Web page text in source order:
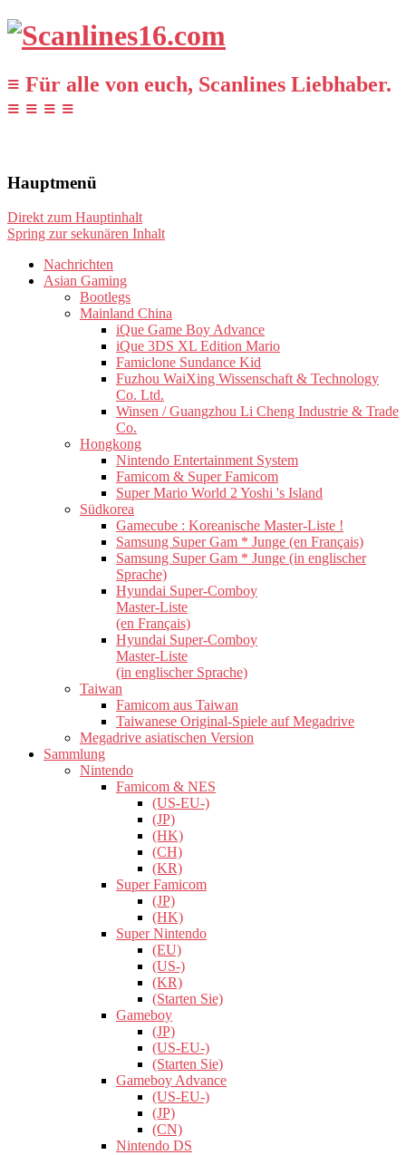
≡ Für alle von euch, Scanlines Liebhaber.
≡ ≡ ≡ ≡
Hauptmenü
Direkt zum Hauptinhalt
Spring zur sekunären Inhalt
Nachrichten
Asian Gaming
Bootlegs
Mainland China
iQue Game Boy Advance
iQue 3DS XL Edition Mario
Famiclone Sundance Kid
Fuzhou WaiXing Wissenschaft & Technology
Co. Ltd.
Winsen / Guangzhou Li Cheng Industrie & Trade
Co.
Hongkong
Nintendo Entertainment System
Famicom & Super Famicom
Super Mario World 2 Yoshi 's Island
Südkorea
Gamecube : Koreanische Master-Liste !
Samsung Super Gam * Junge (en Français)
Samsung Super Gam * Junge (in englischer
Sprache)
Hyundai Super-Comboy
Master-Liste
(en Français)
Hyundai Super-Comboy
Master-Liste
(in englischer Sprache)
Taiwan
Famicom aus Taiwan
Taiwanese Original-Spiele auf Megadrive
Megadrive asiatischen Version
Sammlung
Nintendo
Famicom & NES
(US-EU-)
(JP)
(HK)
(CH)
(KR)
Super Famicom
(JP)
(HK)
Super Nintendo
(EU)
(US-)
(KR)
(Starten Sie)
Gameboy
(JP)
(US-EU-)
(Starten Sie)
Gameboy Advance
(US-EU-)
(JP)
(CN)
Nintendo DS